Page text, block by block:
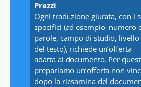
Prezzi
Ogni traduzione giurata, con i
specifici (ad esempio, numero
parole, campo di studio,
del testo), richiede un’offerta
adatta al documento. Per
prepariamo un’offerta non
dopo la riesamina del